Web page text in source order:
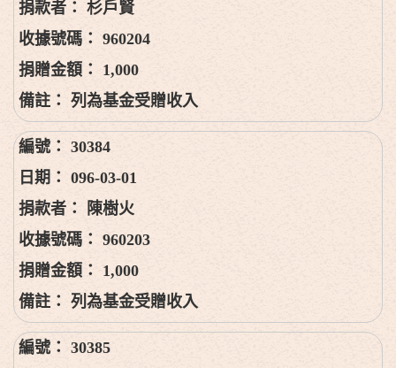
杉戶賢
960204
1,000
列為基金受贈收入
30384
096-03-01
陳樹火
960203
1,000
列為基金受贈收入
30385